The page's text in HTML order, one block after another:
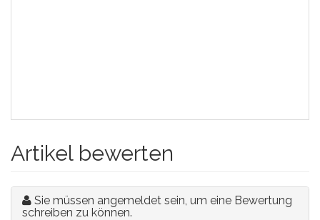
Artikel bewerten
Sie müssen angemeldet sein, um eine Bewertung
schreiben zu können.